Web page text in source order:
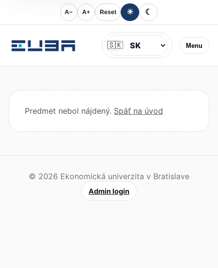
A− A+ Reset ☀ ☾
Menu
Jazyk
🇸🇰
Predmet nebol nájdený. Späť na úvod
© 2026 Ekonomická univerzita v Bratislave
Admin login